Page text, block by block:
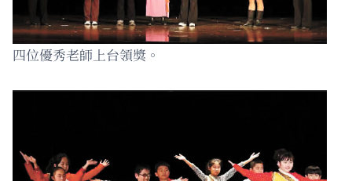
四位優秀老師上台領獎。